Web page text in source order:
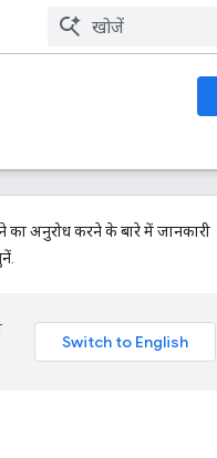
का अनुरोध करने के बारे में जानकारी